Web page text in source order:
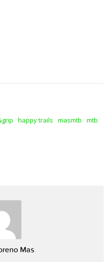
happy trails masmtb
mtb
Mas